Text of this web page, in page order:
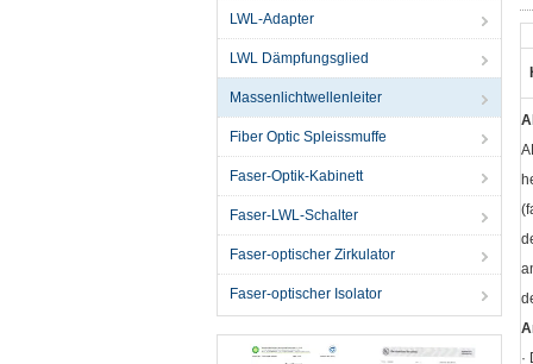
LWL-Adapter
LWL Dämpfungsglied
Massenlichtwellenleiter
Fiber Optic Spleissmuffe
Faser-Optik-Kabinett
Faser-LWL-Schalter
Faser-optischer Zirkulator
Faser-optischer Isolator
·